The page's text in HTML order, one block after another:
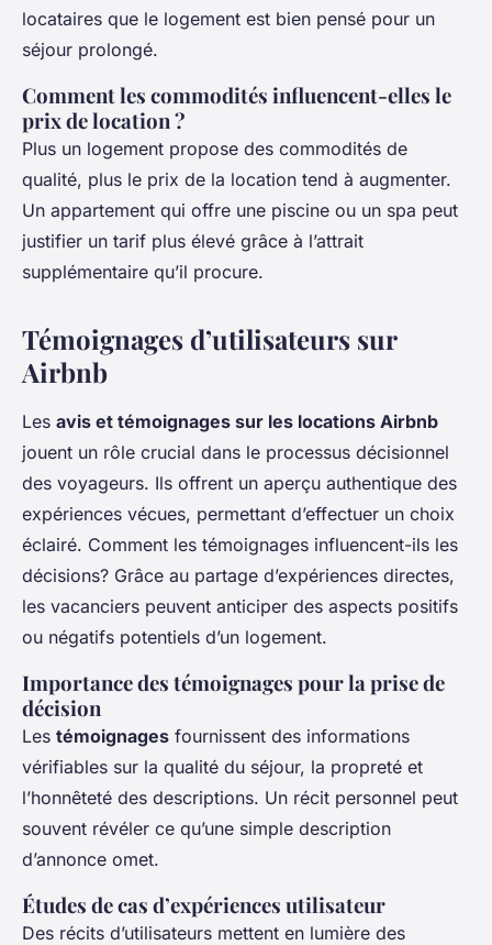
locataires que le logement est bien pensé pour un
séjour prolongé.
Comment les commodités influencent-elles le
prix de location ?
Plus un logement propose des commodités de
qualité, plus le prix de la location tend à augmenter.
Un appartement qui offre une piscine ou un spa peut
justifier un tarif plus élevé grâce à l’attrait
supplémentaire qu’il procure.
Témoignages d’utilisateurs sur
Airbnb
Les avis et témoignages sur les locations Airbnb
jouent un rôle crucial dans le processus décisionnel
des voyageurs. Ils offrent un aperçu authentique des
expériences vécues, permettant d’effectuer un choix
éclairé. Comment les témoignages influencent-ils les
décisions? Grâce au partage d’expériences directes,
les vacanciers peuvent anticiper des aspects positifs
ou négatifs potentiels d’un logement.
Importance des témoignages pour la prise de
décision
Les témoignages fournissent des informations
vérifiables sur la qualité du séjour, la propreté et
l’honnêteté des descriptions. Un récit personnel peut
souvent révéler ce qu’une simple description
d’annonce omet.
Études de cas d’expériences utilisateur
Des récits d’utilisateurs mettent en lumière des